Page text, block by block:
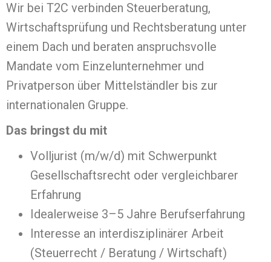
Wir bei T2C verbinden Steuerberatung,
Wirtschaftsprüfung und Rechtsberatung unter
einem Dach und beraten anspruchsvolle
Mandate vom Einzelunternehmer und
Privatperson über Mittelständler bis zur
internationalen Gruppe.
Das bringst du mit
Volljurist (m/w/d) mit Schwerpunkt
Gesellschaftsrecht oder vergleichbarer
Erfahrung
Idealerweise 3–5 Jahre Berufserfahrung
Interesse an interdisziplinärer Arbeit
(Steuerrecht / Beratung / Wirtschaft)